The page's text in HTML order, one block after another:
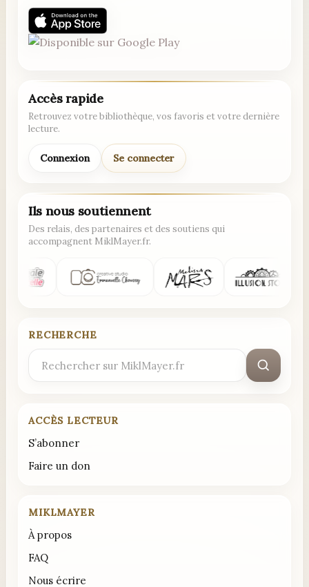
Accès rapide
Retrouvez votre bibliothèque, vos favoris et votre dernière
lecture.
Connexion Se connecter
Ils nous soutiennent
Des relais, des partenaires et des soutiens qui
accompagnent MiklMayer.fr.
RECHERCHE
Rechercher
ACCÈS LECTEUR
S’abonner
Faire un don
MIKLMAYER
À propos
FAQ
Nous écrire